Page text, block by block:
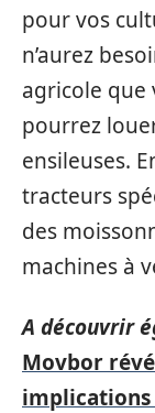
pour vos
n’aurez
agricole que
pourrez
ensileuses.
tracteurs
des
machines à
A découvrir
Movbor
implications